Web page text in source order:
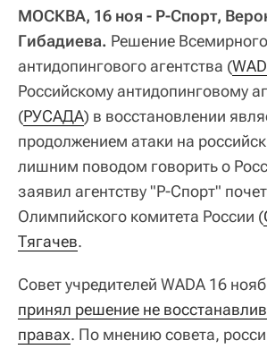
МОСКВА, 16 ноя - Р-Спорт,
Гибадиева. Решение Всемирного
антидопингового агентства (
Российскому антидопинговому
(РУСАДА) в восстановлении
продолжением атаки на
лишним поводом говорить о
заявил агентству "Р-Спорт"
Олимпийского комитета России (
Тягачев.
Совет учредителей WADA 16
принял решение не
правах. По мнению совета,